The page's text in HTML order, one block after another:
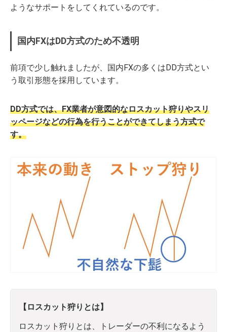
ようなサポートをしてくれているのです。
国内FXはDD方式のため不透明
前項で少し触れましたが、国内FXの多くはDD方式とい
う取引形態を採用しています。
DD方式では、FX業者が意図的なロスカット狩りやスリ
ッページなどの行為を行うことができてしまう方式で
す。
【ロスカット狩りとは】
ロスカット狩りとは、トレーダーの不利になるよう